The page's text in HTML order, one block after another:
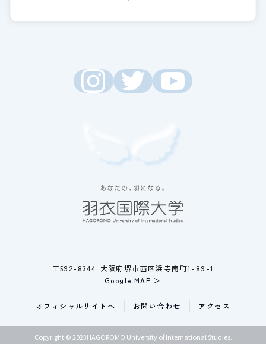
〒592-8344 大阪府堺市西区浜寺南町1-89-1
Google MAP ＞
オフィシャルサイトへ お問い合わせ アクセス
Copyright © 2023HAGOROMO University of International Studies.